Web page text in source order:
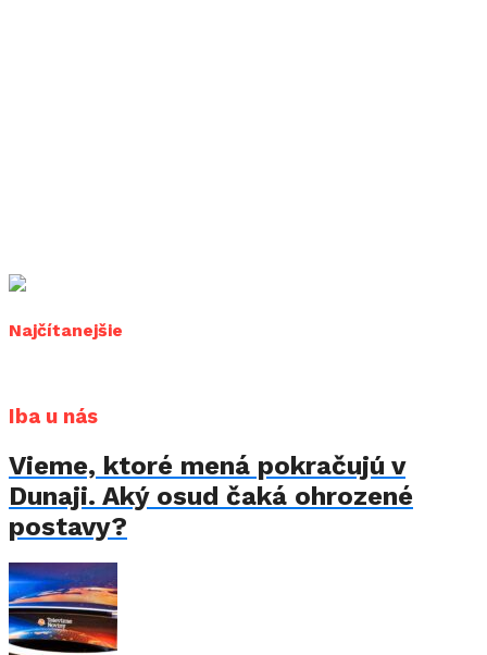
Najčítanejšie
Iba u nás
Vieme, ktoré mená pokračujú v
Dunaji. Aký osud čaká ohrozené
postavy?